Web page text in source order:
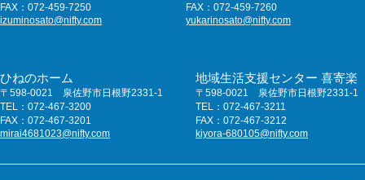
FAX：072-459-7250
izuminosato@nifty.com
FAX：072-459-7260
yukarinosato@nifty.com
ひねのホーム
〒598-0021 泉佐野市日根野2331-1
TEL：072-467-3200
FAX：072-467-3201
mirai4681023@nifty.com
地域生活支援センター 喜寄楽
〒598-0021 泉佐野市日根野2331-1
TEL：072-467-3211
FAX：072-467-3212
kiyora-680105@nifty.com